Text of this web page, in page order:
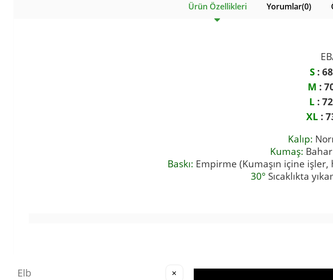
Ürün Özellikleri Yorumlar(0)
S:
M :
L :
XL :
Kalıp:
Kumaş:
Baskı: Empirme (Kumaşın içine
30° Sıcaklıkta
✕